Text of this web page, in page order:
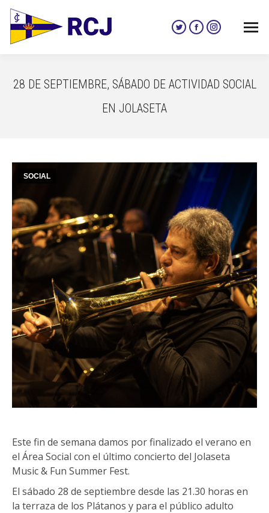
Twitter
in
new
Facebook
in
new
Instagram
in
new
28 DE SEPTIEMBRE, SÁBADO DE ACTIVIDAD SOCIAL
EN JOLASETA
SOCIAL
Este fin de semana damos por finalizado el verano en
el Área Social con el último concierto del Jolaseta
Music & Fun Summer Fest.
El sábado 28 de septiembre desde las 21.30 horas en
la terraza de los Plátanos y para el público adulto